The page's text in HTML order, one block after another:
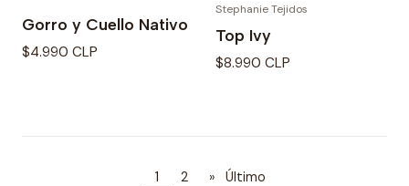
Gorro y Cuello Nativo
$4.990 CLP
Stephanie Tejidos
Top Ivy
$8.990 CLP
1 2 » Último